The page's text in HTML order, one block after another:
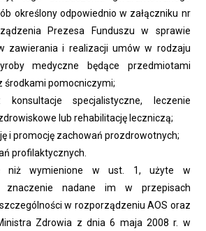
określony odpowiednio w załączniku nr
Prezesa Funduszu w sprawie
zawierania i realizacji umów w rodzaju
medyczne będące przedmiotami
środkami pomocniczymi;
specjalistyczne, leczenie
lub rehabilitację leczniczą;
i promocję zachowań prozdrowotnych;
profilaktycznych.
niż wymienione w ust. 1, użyte w
znaczenie nadane im w przepisach
w rozporządzeniu AOS oraz
Zdrowia z dnia 6 maja 2008 r. w